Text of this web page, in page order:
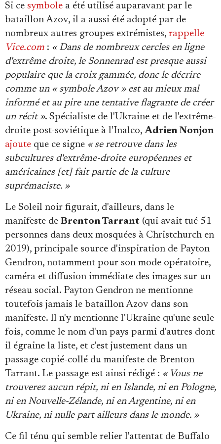
Si ce symbole a été utilisé auparavant par le
bataillon Azov, il a aussi été adopté par de
nombreux autres groupes extrémistes, rappelle
Vice.com : « Dans de nombreux cercles en ligne
d'extrême droite, le Sonnenrad est presque aussi
populaire que la croix gammée, donc le décrire
comme un « symbole Azov » est au mieux mal
informé et au pire une tentative flagrante de créer
un récit ». Spécialiste de l'Ukraine et de l'extrême-
droite post-soviétique à l'Inalco, Adrien Nonjon
ajoute que ce signe « se retrouve dans les
subcultures d'extrême-droite européennes et
américaines [et] fait partie de la culture
suprémaciste. »
Le Soleil noir figurait, d'ailleurs, dans le
manifeste de Brenton Tarrant (qui avait tué 51
personnes dans deux mosquées à Christchurch en
2019), principale source d'inspiration de Payton
Gendron, notamment pour son mode opératoire,
caméra et diffusion immédiate des images sur un
réseau social. Payton Gendron ne mentionne
toutefois jamais le bataillon Azov dans son
manifeste. Il n'y mentionne l'Ukraine qu'une seule
fois, comme le nom d'un pays parmi d'autres dont
il égraine la liste, et c'est justement dans un
passage copié-collé du manifeste de Brenton
Tarrant. Le passage est ainsi rédigé : « Vous ne
trouverez aucun répit, ni en Islande, ni en Pologne,
ni en Nouvelle-Zélande, ni en Argentine, ni en
Ukraine, ni nulle part ailleurs dans le monde. »
Ce fil ténu qui semble relier l'attentat de Buffalo